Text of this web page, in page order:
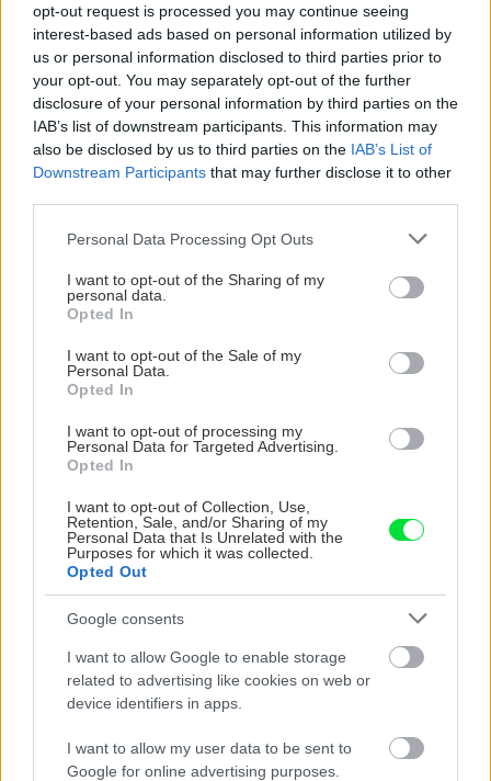
opt-out request is processed you may continue seeing
interest-based ads based on personal information utilized by
us or personal information disclosed to third parties prior to
your opt-out. You may separately opt-out of the further
disclosure of your personal information by third parties on the
IAB’s list of downstream participants. This information may
also be disclosed by us to third parties on the IAB’s List of
Downstream Participants that may further disclose it to other
Please note that this website/app uses one or more Google
not limited to your visit or usage behaviour. You may click to
grant or deny consent to Google and its third-party tags to
use your data for below specified purposes in below Google
consent section.
Personal Data Processing Opt Outs
I want to opt-out of the Sharing of my
personal data.
Opted In
I want to opt-out of the Sale of my
Personal Data.
Opted In
I want to opt-out of processing my
Personal Data for Targeted Advertising.
Opted In
I want to opt-out of Collection, Use,
Retention, Sale, and/or Sharing of my
Personal Data that Is Unrelated with the
Purposes for which it was collected.
Opted Out
Google consents
I want to allow Google to enable storage
related to advertising like cookies on web or
device identifiers in apps.
I want to allow my user data to be sent to
Google for online advertising purposes.
Záhradné ležadlá v obchodoch sú predražené. Toto si
vyrobíte pod 140 eur a je oveľa pohodlnejšie!
pevnosti. Autor si nedal veľa námahy s remeselným
spracovaním, škoda. No lepšie než ten odpad z DTD
predávaný v Kauflande alebo Lídli.
ZÁHRADA
5 trvaliek s
panašovanými listami,
ktoré dodajú vášmu
záhonu celosezónny
šmrnc
Trvalky, ktoré znesú
sucho a teplo? Tieto
ktoré slnko svieti celý
deň
Nemusí to byť len
levanduľa! 7 fialových
vašu záhradu
Môže aspirín zachrániť
rastliny? Pravda vás
možno prekvapí